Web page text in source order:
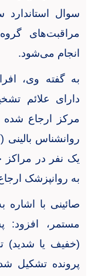
سوال استاندارد
مراقبت‌های
انجام می‌شود.
به گفته وی،
دارای علائم
مرکز ارجاع
روانشناس بالینی
یک نفر در مراکز
به روانپزشک
صائینی با
مستمر، افزود:
(خفیف یا
پرونده تشکیل